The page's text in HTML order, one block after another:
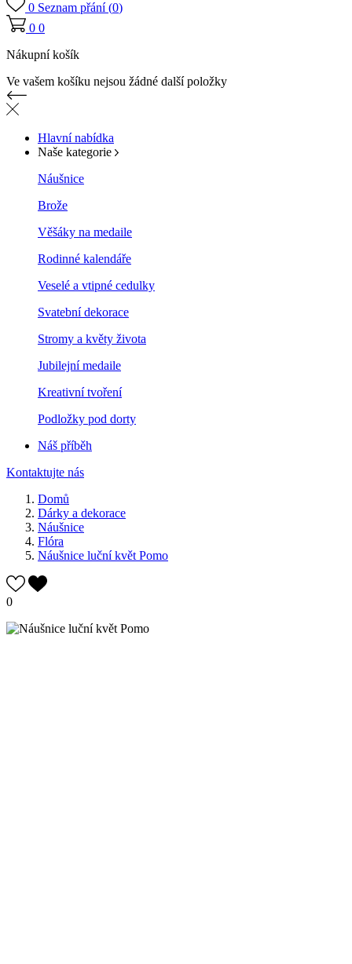
0 Seznam přání (0)
0 0
Nákupní košík
Ve vašem košíku nejsou žádné další položky
Hlavní nabídka
Naše kategorie
Náušnice
Brože
Věšáky na medaile
Rodinné kalendáře
Veselé a vtipné cedulky
Svatební dekorace
Stromy a květy života
Jubilejní medaile
Kreativní tvoření
Podložky pod dorty
Náš příběh
Kontaktujte nás
Domů
Dárky a dekorace
Náušnice
Flóra
Náušnice luční květ Pomo
0